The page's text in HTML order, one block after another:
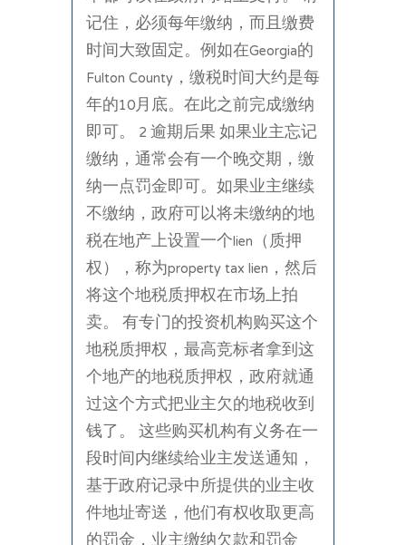
记住，必须每年缴纳，而且缴费
时间大致固定。例如在Georgia的
Fulton County，缴税时间大约是每
年的10月底。在此之前完成缴纳
即可。 2 逾期后果 如果业主忘记
缴纳，通常会有一个晚交期，缴
纳一点罚金即可。如果业主继续
不缴纳，政府可以将未缴纳的地
税在地产上设置一个lien（质押
权），称为property tax lien，然后
将这个地税质押权在市场上拍
卖。 有专门的投资机构购买这个
地税质押权，最高竞标者拿到这
个地产的地税质押权，政府就通
过这个方式把业主欠的地税收到
钱了。 这些购买机构有义务在一
段时间内继续给业主发送通知，
基于政府记录中所提供的业主收
件地址寄送，他们有权收取更高